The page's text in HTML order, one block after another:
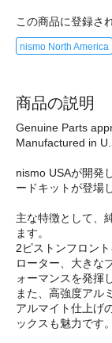
この商品に登録さ
nismo North America
商品の説明
Genuine Parts
Manufactured in
nismo USAが開発
ードキットが登場
主な特徴として、
ます。
2ピストンフロン
ローター、大きな
ォーマンスを発揮
また、高強度アル
アルマイト仕上げ
ックスも魅力です。